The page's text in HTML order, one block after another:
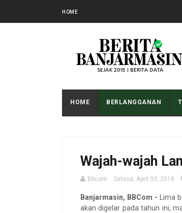
HOME
HOME BERLANGGANAN
Wajah-wajah
Bbcom Selasa, April 03, 2018
Banjarmasin, BBCom - Lima
akan digelar pada tahun ini,